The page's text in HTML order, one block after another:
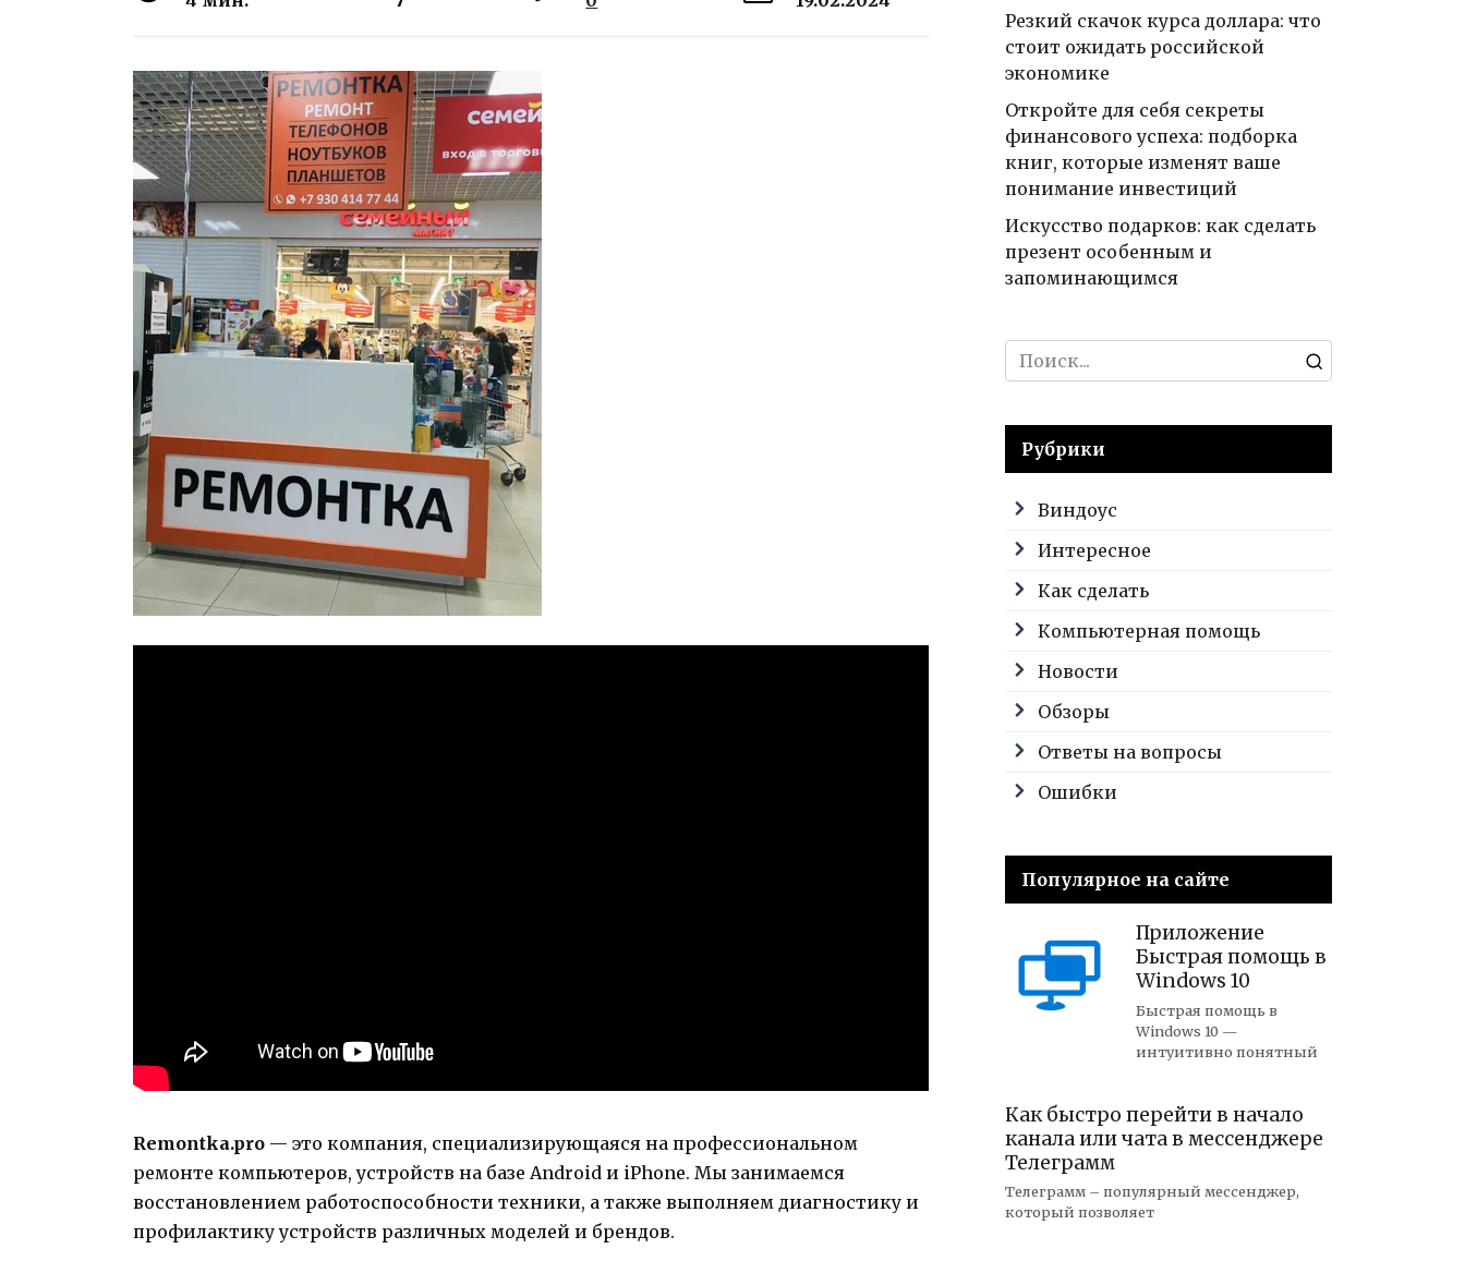
Remontka.pro — это компания, специализирующаяся на профессиональном
ремонте компьютеров, устройств на базе Android и iPhone. Мы занимаемся
восстановлением работоспособности техники, а также выполняем диагностику и
профилактику устройств различных моделей и брендов.
Резкий скачок курса доллара: что
стоит ожидать российской
экономике
Откройте для себя секреты
финансового успеха: подборка
книг, которые изменят ваше
понимание инвестиций
Искусство подарков: как сделать
презент особенным и
запоминающимся
Search
for:
Рубрики
Виндоус
Интересное
Как сделать
Компьютерная помощь
Новости
Обзоры
Ответы на вопросы
Ошибки
Популярное на сайте
Приложение
Быстрая помощь в
Windows 10
Быстрая помощь в
Windows 10 —
интуитивно понятный
Как быстро перейти в начало
канала или чата в мессенджере
Телеграмм
Телеграмм – популярный мессенджер,
который позволяет